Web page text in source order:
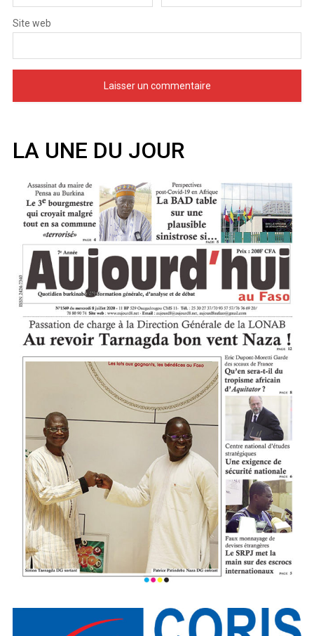
Site web
LA UNE DU JOUR